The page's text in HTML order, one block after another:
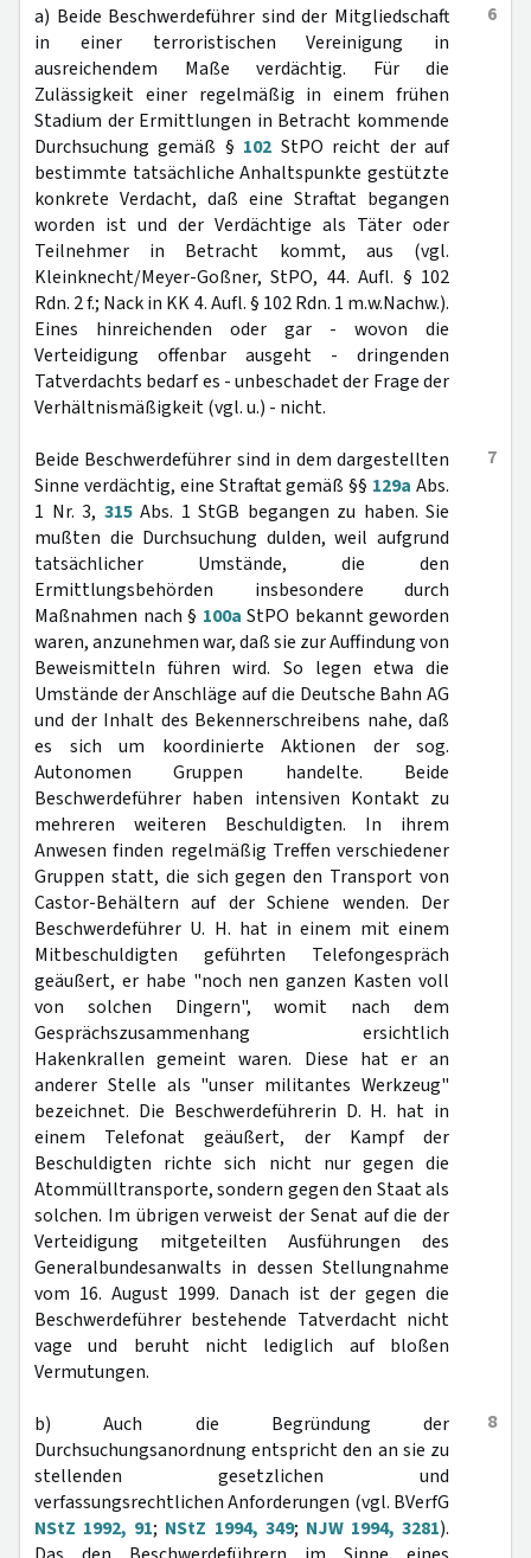
6
a) Beide Beschwerdeführer sind der Mitgliedschaft
in einer terroristischen Vereinigung in
ausreichendem Maße verdächtig. Für die
Zulässigkeit einer regelmäßig in einem frühen
Stadium der Ermittlungen in Betracht kommende
Durchsuchung gemäß § 102 StPO reicht der auf
bestimmte tatsächliche Anhaltspunkte gestützte
konkrete Verdacht, daß eine Straftat begangen
worden ist und der Verdächtige als Täter oder
Teilnehmer in Betracht kommt, aus (vgl.
Kleinknecht/Meyer-Goßner, StPO, 44. Aufl. § 102
Rdn. 2 f.; Nack in KK 4. Aufl. § 102 Rdn. 1 m.w.Nachw.).
Eines hinreichenden oder gar - wovon die
Verteidigung offenbar ausgeht - dringenden
Tatverdachts bedarf es - unbeschadet der Frage der
Verhältnismäßigkeit (vgl. u.) - nicht.
7
Beide Beschwerdeführer sind in dem dargestellten
Sinne verdächtig, eine Straftat gemäß §§ 129a Abs.
1 Nr. 3, 315Abs. 1 StGB begangen zu haben. Sie
mußten die Durchsuchung dulden, weil aufgrund
tatsächlicher Umstände, die den
Ermittlungsbehörden insbesondere durch
Maßnahmen nach § 100a StPO bekannt geworden
waren, anzunehmen war, daß sie zur Auffindung von
Beweismitteln führen wird. So legen etwa die
Umstände der Anschläge auf die Deutsche Bahn AG
und der Inhalt des Bekennerschreibens nahe, daß
es sich um koordinierte Aktionen der sog.
Autonomen Gruppen handelte. Beide
Beschwerdeführer haben intensiven Kontakt zu
mehreren weiteren Beschuldigten. In ihrem
Anwesen finden regelmäßig Treffen verschiedener
Gruppen statt, die sich gegen den Transport von
Castor-Behältern auf der Schiene wenden. Der
Beschwerdeführer U. H. hat in einem mit einem
Mitbeschuldigten geführten Telefongespräch
geäußert, er habe "noch nen ganzen Kasten voll
von solchen Dingern", womit nach dem
Gesprächszusammenhang ersichtlich
Hakenkrallen gemeint waren. Diese hat er an
anderer Stelle als "unser militantes Werkzeug"
bezeichnet. Die Beschwerdeführerin D. H. hat in
einem Telefonat geäußert, der Kampf der
Beschuldigten richte sich nicht nur gegen die
Atommülltransporte, sondern gegen den Staat als
solchen. Im übrigen verweist der Senat auf die der
Verteidigung mitgeteilten Ausführungen des
Generalbundesanwalts in dessen Stellungnahme
vom 16. August 1999. Danach ist der gegen die
Beschwerdeführer bestehende Tatverdacht nicht
vage und beruht nicht lediglich auf bloßen
Vermutungen.
8
b) Auch die Begründung der
Durchsuchungsanordnung entspricht den an sie zu
stellenden gesetzlichen und
verfassungsrechtlichen Anforderungen (vgl. BVerfG
NStZ 1992, 91; NStZ 1994, 349; NJW 1994, 3281).